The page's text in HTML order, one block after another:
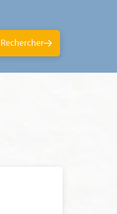
Rechercher